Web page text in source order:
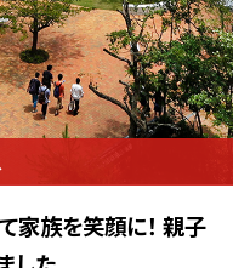
家族を笑顔に！ 親子